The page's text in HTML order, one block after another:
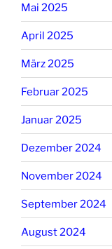
Mai 2025
April 2025
März 2025
Februar 2025
Januar 2025
Dezember 2024
November 2024
September 2024
August 2024